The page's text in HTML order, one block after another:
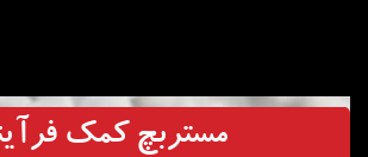
مستربچ کمک